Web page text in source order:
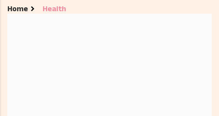
Home Health